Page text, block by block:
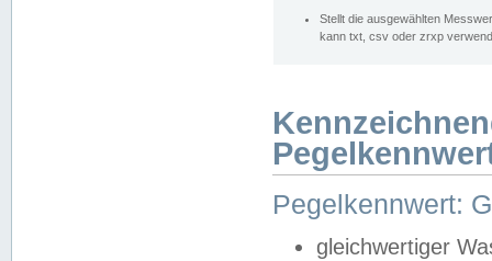
Stellt die ausgewählten
kann txt, csv oder zrxp
Pegelkennwert:
gleichwertiger